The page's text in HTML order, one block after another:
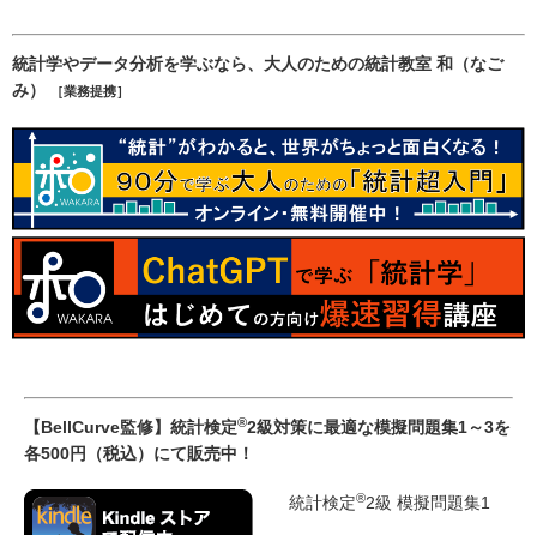
統計学やデータ分析を学ぶなら、大人のための統計教室 和（なご
み）
［業務提携］
【BellCurve監修】統計検定®2級対策に最適な模擬問題集1～3を
各500円（税込）にて販売中！
統計検定®2級 模擬問題集1